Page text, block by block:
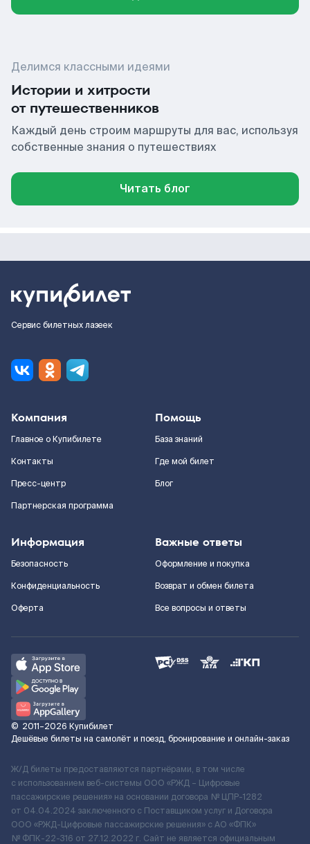
Делимся классными идеями
Истории и хитрости
от путешественников
Каждый день строим маршруты для вас, используя
собственные знания о путешествиях
Читать блог
Сервис билетных лазеек
Компания
Главное о Купибилете
Контакты
Пресс-центр
Партнерская программа
Помощь
База знаний
Где мой билет
Блог
Информация
Безопасность
Конфиденциальность
Оферта
Важные ответы
Оформление и покупка
Возврат и обмен билета
Все вопросы и ответы
© 2011–2026 Купибилет
Дешёвые билеты на самолёт и поезд, бронирование и онлайн-заказ
Ж/Д билеты предоставляются партнёрами, в том числе
с использованием веб-системы ООО «РЖД – Цифровые
пассажирские решения» на основании договора № ЦПР-1282
от 04.04.2024 заключенного с Поставщиком услуг и Договора
ООО «РЖД-Цифровые пассажирские решения» c АО «ФПК»
№ ФПК-22-316 от 27.12.2022 г. Сайт не является официальным